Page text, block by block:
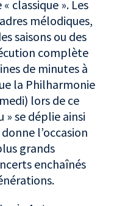
classique ». Les
mélodiques,
saisons ou des
complète
de minutes à
la Philharmonie
lors de ce
» se déplie ainsi
l’occasion
grands
enchaînés